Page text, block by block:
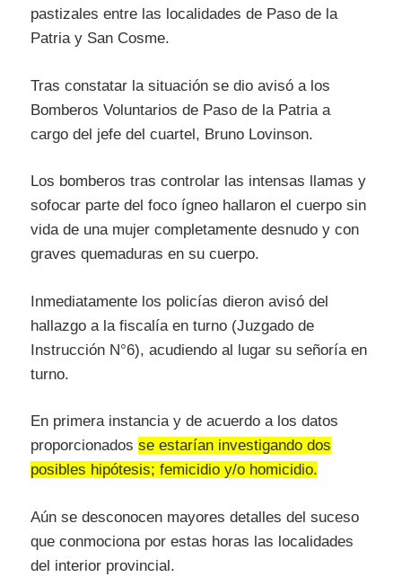
pastizales entre las localidades de Paso de la
Patria y San Cosme.
Tras constatar la situación se dio avisó a los
Bomberos Voluntarios de Paso de la Patria a
cargo del jefe del cuartel, Bruno Lovinson.
Los bomberos tras controlar las intensas llamas y
sofocar parte del foco ígneo hallaron el cuerpo sin
vida de una mujer completamente desnudo y con
graves quemaduras en su cuerpo.
Inmediatamente los policías dieron avisó del
hallazgo a la fiscalía en turno (Juzgado de
Instrucción N°6), acudiendo al lugar su señoría en
turno.
En primera instancia y de acuerdo a los datos
proporcionados se estarían investigando dos
posibles hipótesis; femicidio y/o homicidio.
Aún se desconocen mayores detalles del suceso
que conmociona por estas horas las localidades
del interior provincial.